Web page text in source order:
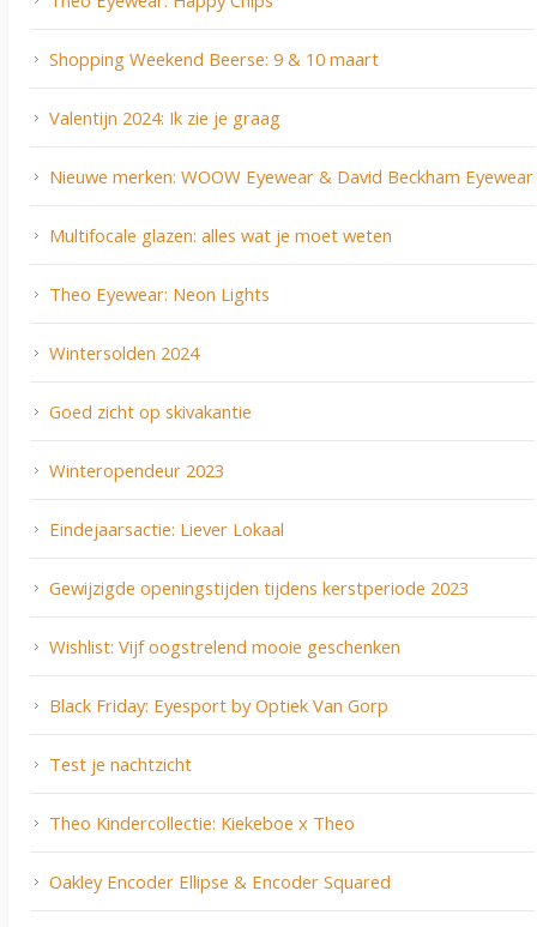
Shopping Weekend Beerse: 9 & 10 maart
Valentijn 2024: Ik zie je graag
Nieuwe merken: WOOW Eyewear & David Beckham Eyewear
Multifocale glazen: alles wat je moet weten
Theo Eyewear: Neon Lights
Wintersolden 2024
Goed zicht op skivakantie
Winteropendeur 2023
Eindejaarsactie: Liever Lokaal
Gewijzigde openingstijden tijdens kerstperiode 2023
Wishlist: Vijf oogstrelend mooie geschenken
Black Friday: Eyesport by Optiek Van Gorp
Test je nachtzicht
Theo Kindercollectie: Kiekeboe x Theo
Oakley Encoder Ellipse & Encoder Squared